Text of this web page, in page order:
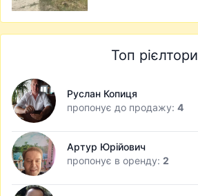
Топ рієлтори
Руслан Копиця
пропонує до продажу: 4
Артур Юрійович
пропонує в оренду: 2